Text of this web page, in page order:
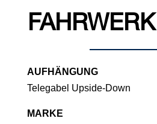
AUFHÄNGUNG
Telegabel Upside-Down
MARKE